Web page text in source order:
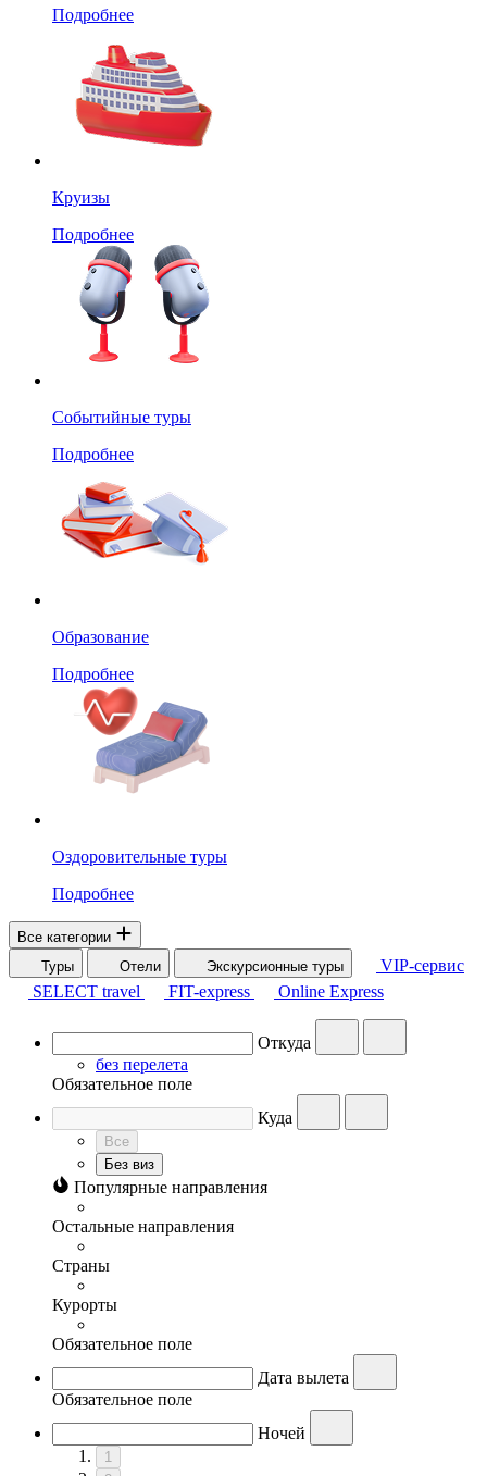
Подробнее
Круизы
Подробнее
Событийные туры
Подробнее
Образование
Подробнее
Оздоровительные туры
Подробнее
Все категории
Туры
Отели Экскурсионные туры
VIP-сервис
SELECT travel
FIT-express Online Express
Откуда
без перелета
Обязательное поле
Куда
Все
Без виз
Популярные направления
Остальные направления
Страны
Курорты
Обязательное поле
Дата вылета
Обязательное поле
Ночей
1